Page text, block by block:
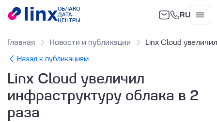
ОБЛАКО
ДАТА-
ЦЕНТРЫ
RU
Облако
Главная Новости и публикации Linx Cloud
Назад к публикациям
Linx Cloud увеличил
инфраструктуру облака в 2
раза